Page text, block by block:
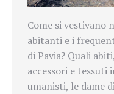
Come si vestivano
abitanti e i
di Pavia? Quali
accessori e tessuti
umanisti, le dame